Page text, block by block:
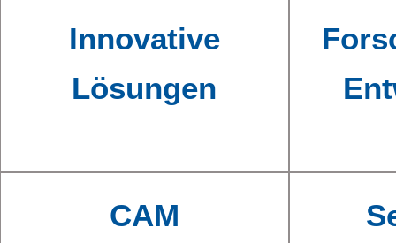
Innovative
Lösungen
CAM